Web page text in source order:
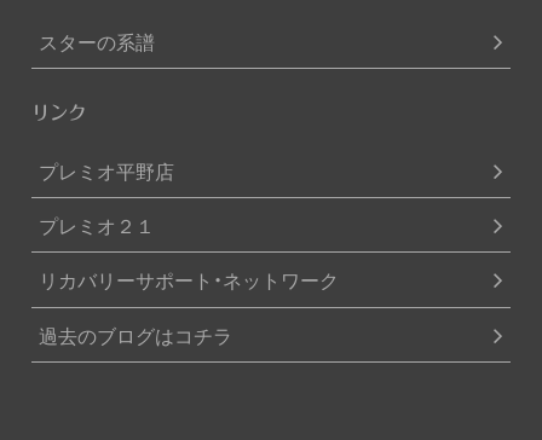
スターの系譜
リンク
プレミオ平野店
プレミオ２１
リカバリーサポート・ネットワーク
過去のブログはコチラ